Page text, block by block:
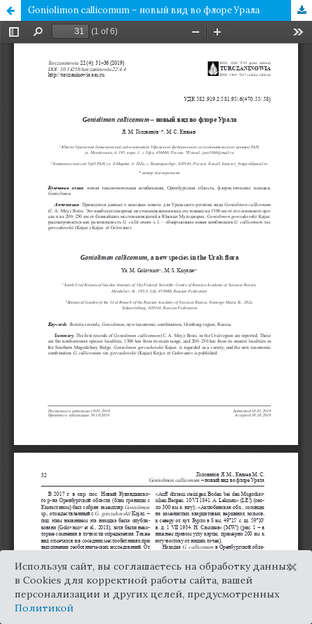
Goniolimon callicomum – новый вид во флоре Урала
Используя сайт, вы соглашаетесь на обработку данных
в Cookies для корректной работы сайта, вашей
персонализации и других целей, предусмотренных
Политикой
×